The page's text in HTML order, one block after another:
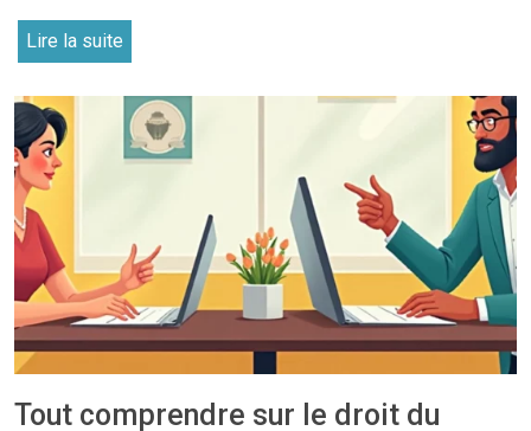
Lire la suite
Tout comprendre sur le droit du